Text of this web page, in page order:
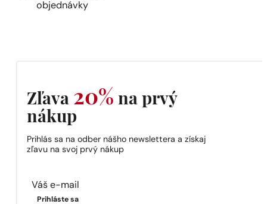
objednávky
Zľava 20% na prvý
nákup
Prihlás sa na odber nášho newslettera a získaj
zľavu na svoj prvý nákup
Section
Prihláste sa